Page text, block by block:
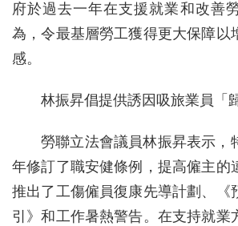
府於過去一年在支援就業和改善
為，令最基層勞工獲得更大保障以
感。
林振昇倡提供誘因吸旅業員「
勞聯立法會議員林振昇表示，
年修訂了職安健條例，提高僱主的
推出了工傷僱員復康先導計劃、《
引》和工作暑熱警告。在支持就業